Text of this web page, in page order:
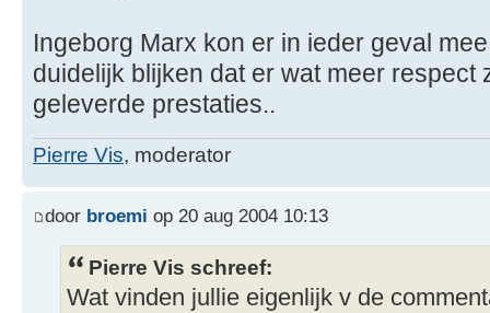
Ingeborg Marx kon er in ieder geval
duidelijk blijken dat er wat meer respect
geleverde prestaties..
Pierre Vis, moderator
door broemi op 20 aug 2004 10:13
Pierre Vis schreef:
Wat vinden jullie eigenlijk v de